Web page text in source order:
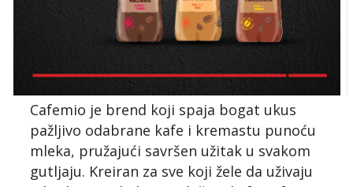
Cafemio je brend koji spaja bogat ukus
pažljivo odabrane kafe i kremastu punoću
mleka, pružajući savršen užitak u svakom
gutljaju. Kreiran za sve koji žele da uživaju